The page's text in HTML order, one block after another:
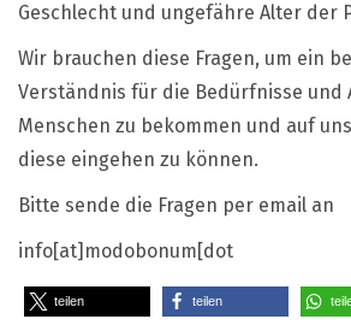
Geschlecht und ungefähre Alter der
Wir brauchen diese Fragen, um ein
Verständnis für die Bedürfnisse und
Menschen zu bekommen und auf
diese eingehen zu können.
Bitte sende die Fragen per email an
info[at]modobonum[dot
teilen teilen